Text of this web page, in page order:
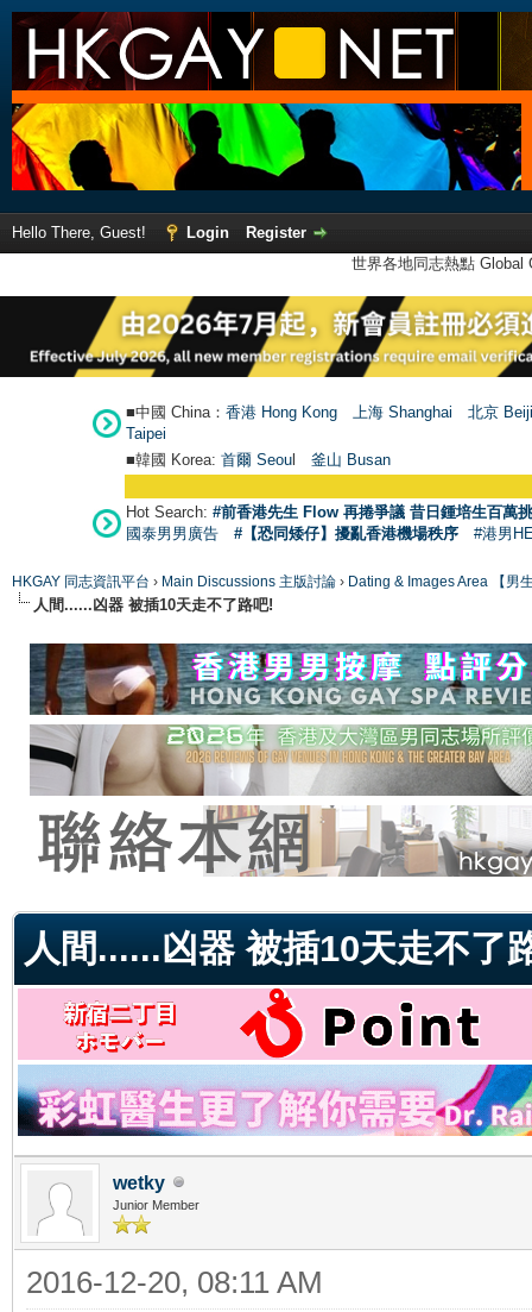
Hello There, Guest! Login
Register
世界各地同志熱點
■中國 China： 香港 Hong Kong 上海 Shanghai
北京
Taipei
■韓國 Korea: 首爾 Seoul 釜山 Busan
Hot Search: #前香港先生 Flow 再捲爭議 昔日鍾培生百萬
國泰男男廣告
#【恐同矮仔】擾亂香港機場秩序 #港男
HKGAY 同志資訊平台 › Main Discussions 主版討論 › Dating & Images Area 【男
人間......凶器 被插10天走不了路吧!
人間......凶器 被插10天走不了
wetky
Junior Member
2016-12-20, 08:11 AM